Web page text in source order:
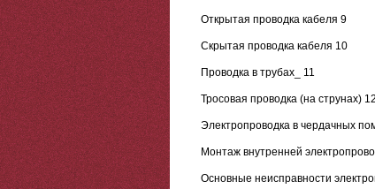
Открытая проводка кабеля 9
Скрытая проводка кабеля 10
Проводка в трубах_ 11
Тросовая проводка (на струнах) 12
Электропроводка в чердачных
Монтаж внутренней
Основные неисправности